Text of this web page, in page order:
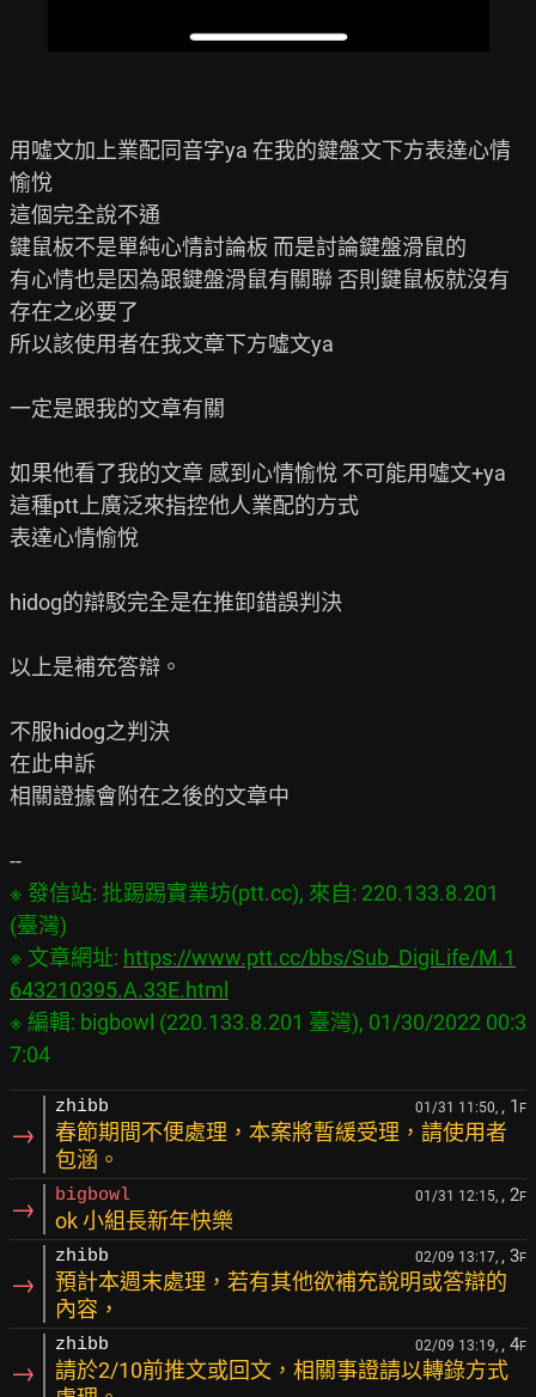
用噓文加上業配同音字ya 在我的鍵盤文下方表達心情
愉悅
這個完全說不通
鍵鼠板不是單純心情討論板 而是討論鍵盤滑鼠的
有心情也是因為跟鍵盤滑鼠有關聯 否則鍵鼠板就沒有
存在之必要了
所以該使用者在我文章下方噓文ya
一定是跟我的文章有關
如果他看了我的文章 感到心情愉悅 不可能用噓文+ya
這種ptt上廣泛來指控他人業配的方式
表達心情愉悅
hidog的辯駁完全是在推卸錯誤判決
以上是補充答辯。
不服hidog之判決
在此申訴
相關證據會附在之後的文章中
※ 發信站: 批踢踢實業坊(ptt.cc), 來自: 220.133.8.201
(臺灣)
※ 文章網址: https://www.ptt.cc/bbs/Sub_DigiLife/M.1
643210395.A.33E.html
※ 編輯: bigbowl (220.133.8.201 臺灣), 01/30/2022 00:3
→
zhibb 01/31 11:50, , 1 F
春節期間不便處理，本案將暫緩受理，請使用者
包涵。
→ bigbowl 01/31 12:15, , 2F
ok 小組長新年快樂
→
zhibb 02/09 13:17, , 3F
預計本週末處理，若有其他欲補充說明或答辯的
內容，
→
zhibb 02/09 13:19, , 4F
請於2/10前推文或回文，相關事證請以轉錄方式